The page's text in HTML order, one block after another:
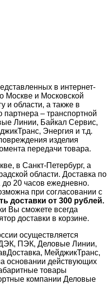
в интернет-
Москве и Московской
и области, а также в
– транспортной
Линии, Байкал Сервис,
Энергия и т.д.
изделия
передачи товара.
в Санкт-Петербург, а
области. Доставка по
до 20 часов ежедневно.
при согласовании с
доставки от 300 рублей.
Вы сможете всегда
доставки в корзине.
осуществляется
ПЭК, Деловые Линии,
МейджикТранс,
основании действующих
товары
компании Деловые